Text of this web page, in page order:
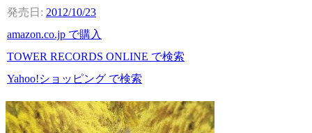
2012/10/23
amazon.co.jp で購入
TOWER RECORDS ONLINE で検索
Yahoo!ショッピング で検索